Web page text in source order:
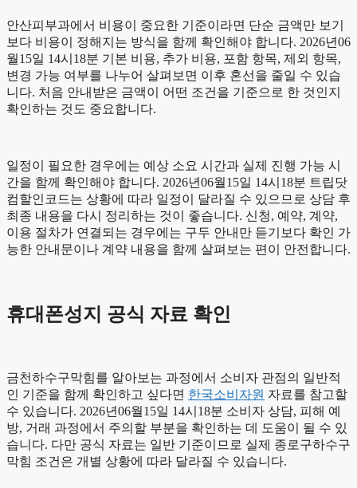
안산피부과에서 비용이 중요한 기준이라면 단순 금액만 보기
보다 비용이 정해지는 방식을 함께 확인해야 합니다. 2026년06
월15일 14시18분 기본 비용, 추가 비용, 포함 항목, 제외 항목,
변경 가능 여부를 나누어 살펴보면 이후 혼선을 줄일 수 있습
니다. 처음 안내받은 금액이 어떤 조건을 기준으로 한 것인지
확인하는 것도 중요합니다.
일정이 필요한 경우에는 예상 소요 시간과 실제 진행 가능 시
간을 함께 확인해야 합니다. 2026년06월15일 14시18분 트립닷
컴할인코드는 상황에 따라 일정이 달라질 수 있으므로 상담 후
최종 내용을 다시 정리하는 것이 좋습니다. 신청, 예약, 계약,
이용 절차가 연결되는 경우에는 구두 안내만 듣기보다 확인 가
능한 안내문이나 계약 내용을 함께 살펴보는 편이 안전합니다.
휴대폰성지 공식 자료 확인
금천하수구막힘를 알아보는 과정에서 소비자 관점의 일반적
인 기준을 함께 확인하고 싶다면 한국소비자원 자료를 참고할
수 있습니다. 2026년06월15일 14시18분 소비자 상담, 피해 예
방, 거래 과정에서 주의할 부분을 확인하는 데 도움이 될 수 있
습니다. 다만 공식 자료는 일반 기준이므로 실제 종로구하수구
막힘 조건은 개별 상황에 따라 달라질 수 있습니다.